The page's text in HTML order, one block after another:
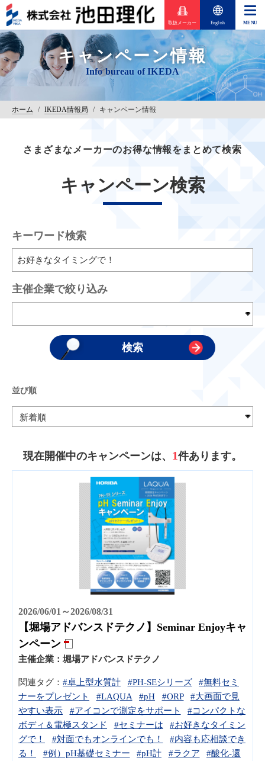
取扱メーカー English
キャンペーン情報
ホーム / IKEDA情報局 / キャンペーン情報
さまざまなメーカーのお得な情報をまとめて検索
キャンペーン検索
キーワード検索
主催企業で絞り込み
並び順
現在開催中のキャンペーンは、 1件あります。
2026/06/01～2026/08/31
【堀場アドバンスドテクノ】Seminar Enjoyキャ
ンペーン
主催企業：堀場アドバンスドテクノ
関連タグ： #卓上型水質計 #PH-SEシリーズ
#無料セミ
ナーをプレゼント
#LAQUA #pH #ORP
#大画面で見
やすい表示
#アイコンで測定をサポート
#コンパクトな
ボディ＆電極スタンド
#セミナーは
#お好きなタイミン
グで！
#対面でもオンラインでも！
#内容も応相談でき
る！
#例）pH基礎セミナー #pH計 #ラクア
#酸化-還